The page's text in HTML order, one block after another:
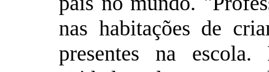
nas habitações de
presentes na escola.